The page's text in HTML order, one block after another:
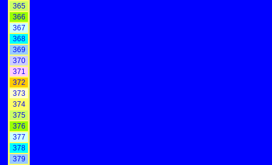
365
366
367
368
369
370
371
372
373
374
375
376
377
378
379